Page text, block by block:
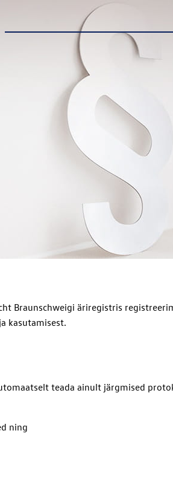
Braunschweigi äriregistris
kasutamisest.
teada ainult järgmised
ning